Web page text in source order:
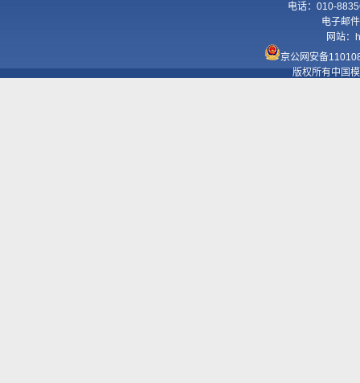
电话：010-
电子邮
网站：
京公网安备
版权所有中国